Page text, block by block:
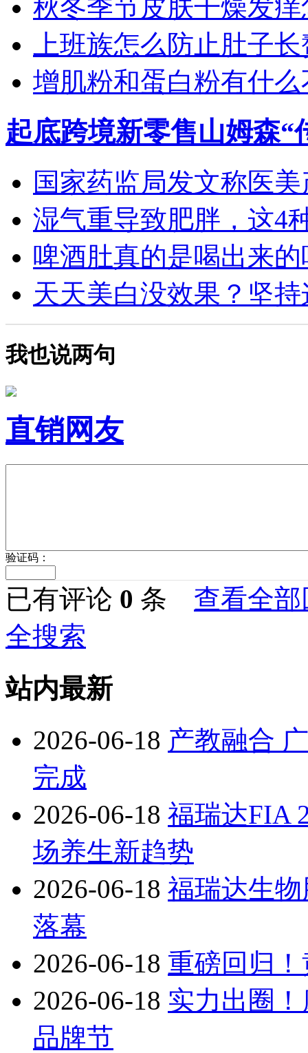
秋冬季节皮肤干燥发痒
上班族怎么防止肚子
增肌粉和蛋白粉有什么
起底跨境新零售山姆森“
国家药监局发文称医
湿气重导致肥胖，这4
啤酒肚真的是喝出来的
天天美白没效果？坚持
我也说两句
直销网友
验证码：
已有评论 0 条 查看全部
全搜索
站内最新
2026-06-18 产教融合
完成
2026-06-18 福瑞达FIA
场养生新趋势
2026-06-18 福瑞达生
落幕
2026-06-18 重磅回归！
2026-06-18 实力出圈
品牌节